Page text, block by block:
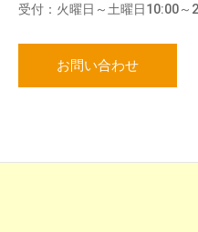
受付：火曜日～土曜日10:00～
お問い合わせ